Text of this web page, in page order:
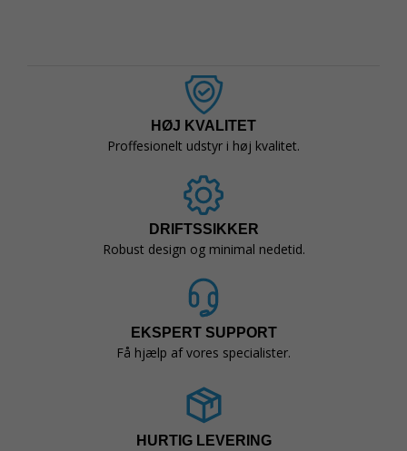
HØJ KVALITET
Proffesionelt udstyr i høj kvalitet.
DRIFTSSIKKER
Robust design og minimal nedetid.
EKSPERT SUPPORT
Få hjælp af vores specialister.
HURTIG LEVERING